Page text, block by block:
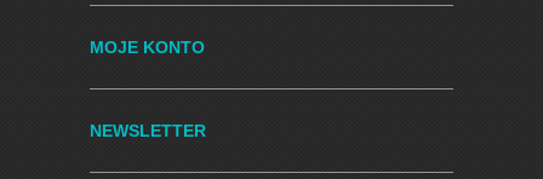
MOJE KONTO
NEWSLETTER